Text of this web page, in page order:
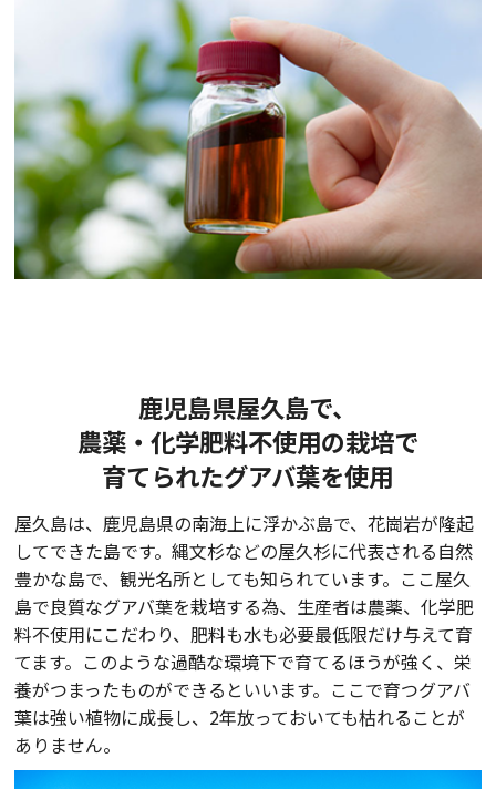
鹿児島県屋久島で、
農薬・化学肥料不使用の栽培で
育てられたグアバ葉を使用
屋久島は、鹿児島県の南海上に浮かぶ島で、花崗岩が隆起
してできた島です。縄文杉などの屋久杉に代表される自然
豊かな島で、観光名所としても知られています。ここ屋久
島で良質なグアバ葉を栽培する為、生産者は農薬、化学肥
料不使用にこだわり、肥料も水も必要最低限だけ与えて育
てます。このような過酷な環境下で育てるほうが強く、栄
養がつまったものができるといいます。ここで育つグアバ
葉は強い植物に成長し、2年放っておいても枯れることが
ありません。